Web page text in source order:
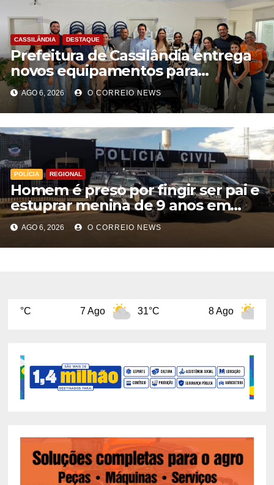
CASSILÂNDIA DESTAQUE
Prefeitura de Cassilândia entrega
novos equipamentos para
fortalecer atendimento na rede
municipal de saúde
AGO 6, 2026 O CORREIO NEWS
POLÍCIA REGIONAL
Homem é preso por fingir ser pai e
estuprar menina de 9 anos em
Aparecida do Taboado
AGO 6, 2026 O CORREIO NEWS
7 Ago 31°C 8 Ago 31°C